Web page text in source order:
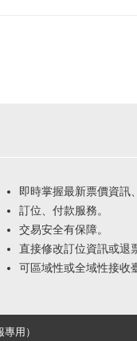
即時掌握最新票價資訊
訂位、付款服務。
交易安全有保障。
直接修改訂位資訊或退
可區域性或全域性接收
用）